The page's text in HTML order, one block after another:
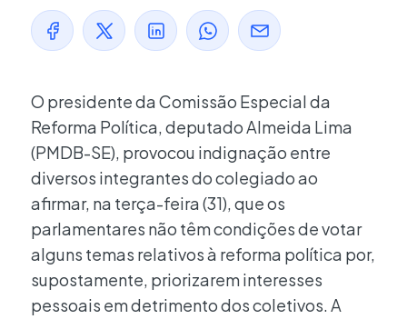
O presidente da Comissão Especial da
Reforma Política, deputado Almeida Lima
(PMDB-SE), provocou indignação entre
diversos integrantes do colegiado ao
afirmar, na terça-feira (31), que os
parlamentares não têm condições de votar
alguns temas relativos à reforma política por,
supostamente, priorizarem interesses
pessoais em detrimento dos coletivos. A